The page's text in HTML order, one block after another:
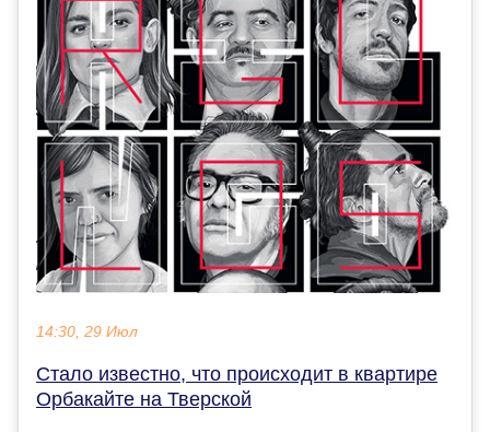
14:30, 29 Июл
Стало известно, что происходит в квартире
Орбакайте на Тверской